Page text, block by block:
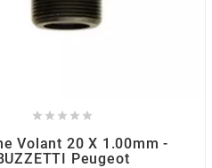
    
Volant 20 X 1.00mm -
Peugeot